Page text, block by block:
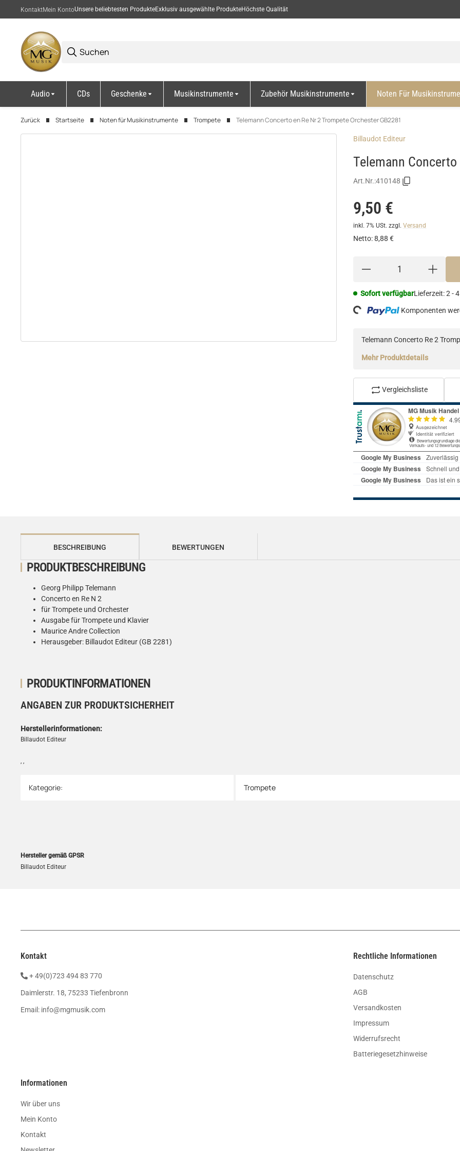
KontaktMein KontoUnsere beliebtesten ProdukteExklusiv ausgewählte ProdukteHöchste Qualität
Audio CDs Geschenke Musikinstrumente Zubehör Musikinstrumente Noten Für
Zurück Startseite Noten für Musikinstrumente Trompete Telemann Concerto en Re Nr 2 Trompete Orchester GB2281
Billaudot Editeur
Telemann Concerto
Art.Nr.:410148
9,50 €
inkl. 7% USt. zzgl. Versand
Netto:8,88 €
Sofort verfügbarLieferzeit:2 -
Loading... Komponenten
Telemann Concerto Re 2
Mehr Produktdetails
Vergleichsliste
BESCHREIBUNG
BEWERTUNGEN
PRODUKTINFORMATIONEN
ANGABEN ZUR PRODUKTSICHERHEIT
Herstellerinformationen:
Billaudot Editeur
Produkteigenschaft
Wert
Kategorie: Trompete
PRODUKTBESCHREIBUNG
Georg Philipp Telemann
Concerto en Re N 2
für Trompete und Orchester
Ausgabe für Trompete und Klavier
Maurice Andre Collection
Herausgeber: Billaudot Editeur (GB 2281)
Hersteller gemäß GPSR
Billaudot Editeur
Kontakt
+ 49(0)723 494 83 770
Daimlerstr. 18, 75233 Tiefenbronn
Email: info@mgmusik.com
Rechtliche Informationen
Datenschutz
AGB
Versandkosten
Impressum
Widerrufsrecht
Batteriegesetzhinweise
Informationen
Wir über uns
Mein Konto
Kontakt